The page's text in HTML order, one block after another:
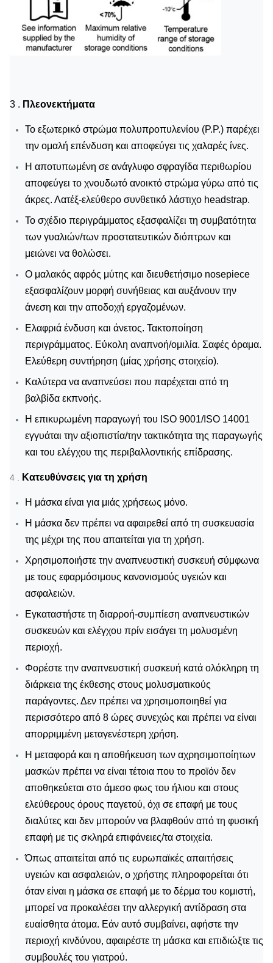
3 . Πλεονεκτήματα
Το εξωτερικό στρώμα πολυπροπυλενίου (P.P.) παρέχει
την ομαλή επένδυση και αποφεύγει τις χαλαρές ίνες.
Η αποτυπωμένη σε ανάγλυφο σφραγίδα περιθωρίου
αποφεύγει το χνουδωτό ανοικτό στρώμα γύρω από τις
άκρες. Λατέξ-ελεύθερο συνθετικό λάστιχο headstrap.
Το σχέδιο περιγράμματος εξασφαλίζει τη συμβατότητα
των γυαλιών/των προστατευτικών διόπτρων και
μειώνει να θολώσει.
Ο μαλακός αφρός μύτης και διευθετήσιμο nosepiece
εξασφαλίζουν μορφή συνήθειας και αυξάνουν την
άνεση και την αποδοχή εργαζομένων.
Ελαφριά ένδυση και άνετος. Τακτοποίηση
περιγράμματος. Εύκολη αναπνοή/ομιλία. Σαφές όραμα.
Ελεύθερη συντήρηση (μίας χρήσης στοιχείο).
Καλύτερα να αναπνεύσει που παρέχεται από τη
βαλβίδα εκπνοής.
Η επικυρωμένη παραγωγή του ISO 9001/ISO 14001
εγγυάται την αξιοπιστία/την τακτικότητα της παραγωγής
και του ελέγχου της περιβαλλοντικής επίδρασης.
4 . Κατευθύνσεις για τη χρήση
Η μάσκα είναι για μιάς χρήσεως μόνο.
Η μάσκα δεν πρέπει να αφαιρεθεί από τη συσκευασία
της μέχρι της που απαιτείται για τη χρήση.
Χρησιμοποιήστε την αναπνευστική συσκευή σύμφωνα
με τους εφαρμόσιμους κανονισμούς υγειών και
ασφαλειών.
Εγκαταστήστε τη διαρροή-συμπίεση αναπνευστικών
συσκευών και ελέγχου πρίν εισάγει τη μολυσμένη
περιοχή.
Φορέστε την αναπνευστική συσκευή κατά ολόκληρη τη
διάρκεια της έκθεσης στους μολυσματικούς
παράγοντες. Δεν πρέπει να χρησιμοποιηθεί για
περισσότερο από 8 ώρες συνεχώς και πρέπει να είναι
απορριμμένη μεταγενέστερη χρήση.
Η μεταφορά και η αποθήκευση των αχρησιμοποίητων
μασκών πρέπει να είναι τέτοια που το προϊόν δεν
αποθηκεύεται στο άμεσο φως του ήλιου και στους
ελεύθερους όρους παγετού, όχι σε επαφή με τους
διαλύτες και δεν μπορούν να βλαφθούν από τη φυσική
επαφή με τις σκληρά επιφάνειες/τα στοιχεία.
Όπως απαιτείται από τις ευρωπαϊκές απαιτήσεις
υγειών και ασφαλειών, ο χρήστης πληροφορείται ότι
όταν είναι η μάσκα σε επαφή με το δέρμα του κομιστή,
μπορεί να προκαλέσει την αλλεργική αντίδραση στα
ευαίσθητα άτομα. Εάν αυτό συμβαίνει, αφήστε την
περιοχή κινδύνου, αφαιρέστε τη μάσκα και επιδιώξτε τις
συμβουλές του γιατρού.